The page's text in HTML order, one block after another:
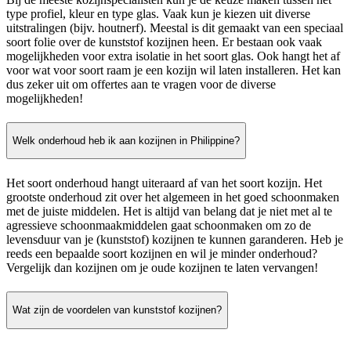
type profiel, kleur en type glas. Vaak kun je kiezen uit diverse
uitstralingen (bijv. houtnerf). Meestal is dit gemaakt van een speciaal
soort folie over de kunststof kozijnen heen. Er bestaan ook vaak
mogelijkheden voor extra isolatie in het soort glas. Ook hangt het af
voor wat voor soort raam je een kozijn wil laten installeren. Het kan
dus zeker uit om offertes aan te vragen voor de diverse
mogelijkheden!
Welk onderhoud heb ik aan kozijnen in Philippine?
Het soort onderhoud hangt uiteraard af van het soort kozijn. Het
grootste onderhoud zit over het algemeen in het goed schoonmaken
met de juiste middelen. Het is altijd van belang dat je niet met al te
agressieve schoonmaakmiddelen gaat schoonmaken om zo de
levensduur van je (kunststof) kozijnen te kunnen garanderen. Heb je
reeds een bepaalde soort kozijnen en wil je minder onderhoud?
Vergelijk dan kozijnen om je oude kozijnen te laten vervangen!
Wat zijn de voordelen van kunststof kozijnen?